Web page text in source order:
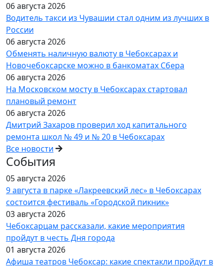
06 августа 2026
Водитель такси из Чувашии стал одним из лучших в
России
06 августа 2026
Обменять наличную валюту в Чебоксарах и
Новочебоксарске можно в банкоматах Сбера
06 августа 2026
На Московском мосту в Чебоксарах стартовал
плановый ремонт
06 августа 2026
Дмитрий Захаров проверил ход капитального
ремонта школ № 49 и № 20 в Чебоксарах
Все новости
События
05 августа 2026
9 августа в парке «Лакреевский лес» в Чебоксарах
состоится фестиваль «Городской пикник»
03 августа 2026
Чебоксарцам рассказали, какие мероприятия
пройдут в честь Дня города
01 августа 2026
Афиша театров Чебоксар: какие спектакли пройдут в